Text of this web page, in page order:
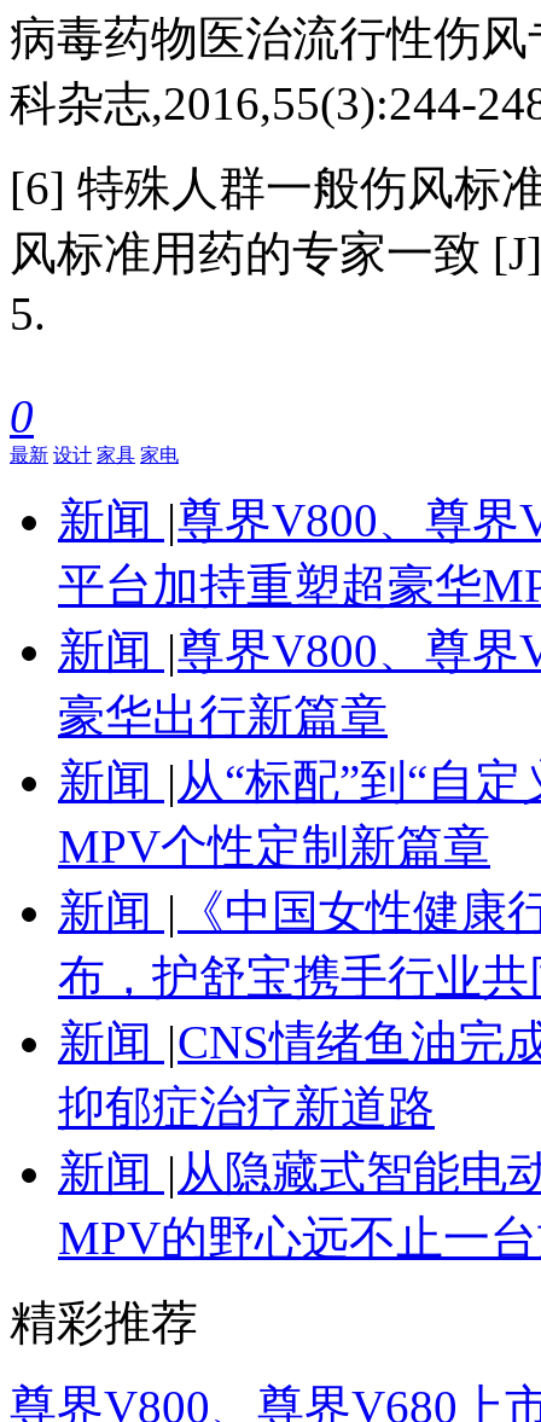
病毒药物医治流行性伤
科杂志,2016,55(3):244-
[6] 特殊人群一般伤风标
风标准用药的专家一致
5.
0
最新 设计 家具 家电
新闻 |尊界V800、尊界
平台加持重塑超豪华
新闻 |尊界V800、尊界
豪华出行新篇章
新闻 |从“标配”到“自
MPV个性定制新篇章
新闻 | 《中国女性健
布，护舒宝携手行业
新闻 |CNS情绪鱼油完
抑郁症治疗新道路
新闻 |从隐藏式智能电
MPV的野心远不止一
精彩推荐
尊界V800、尊界V680上